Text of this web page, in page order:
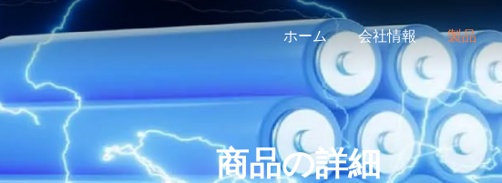
ホーム 会社情報 製品
商品の詳細